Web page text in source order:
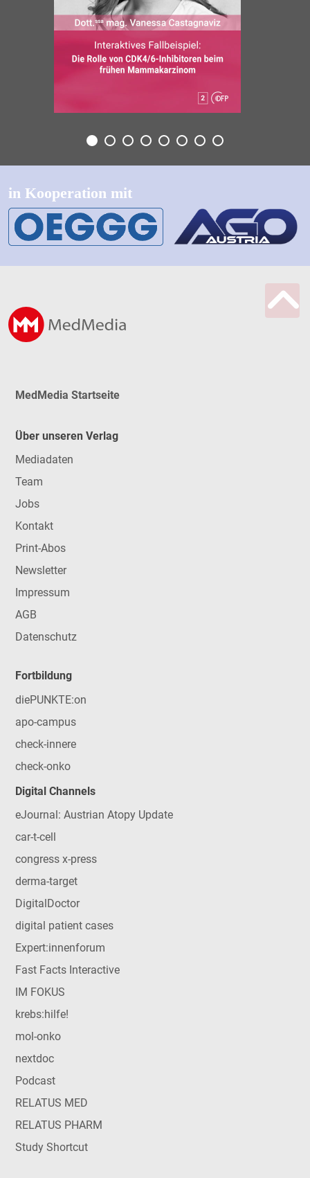
in Kooperation mit
MedMedia Startseite
Über unseren Verlag
Mediadaten
Team
Jobs
Kontakt
Print-Abos
Newsletter
Impressum
AGB
Datenschutz
Fortbildung
diePUNKTE:on
apo-campus
check-innere
check-onko
Digital Channels
eJournal: Austrian Atopy Update
car-t-cell
congress x-press
derma-target
DigitalDoctor
digital patient cases
Expert:innenforum
Fast Facts Interactive
IM FOKUS
krebs:hilfe!
mol-onko
nextdoc
Podcast
RELATUS MED
RELATUS PHARM
Study Shortcut